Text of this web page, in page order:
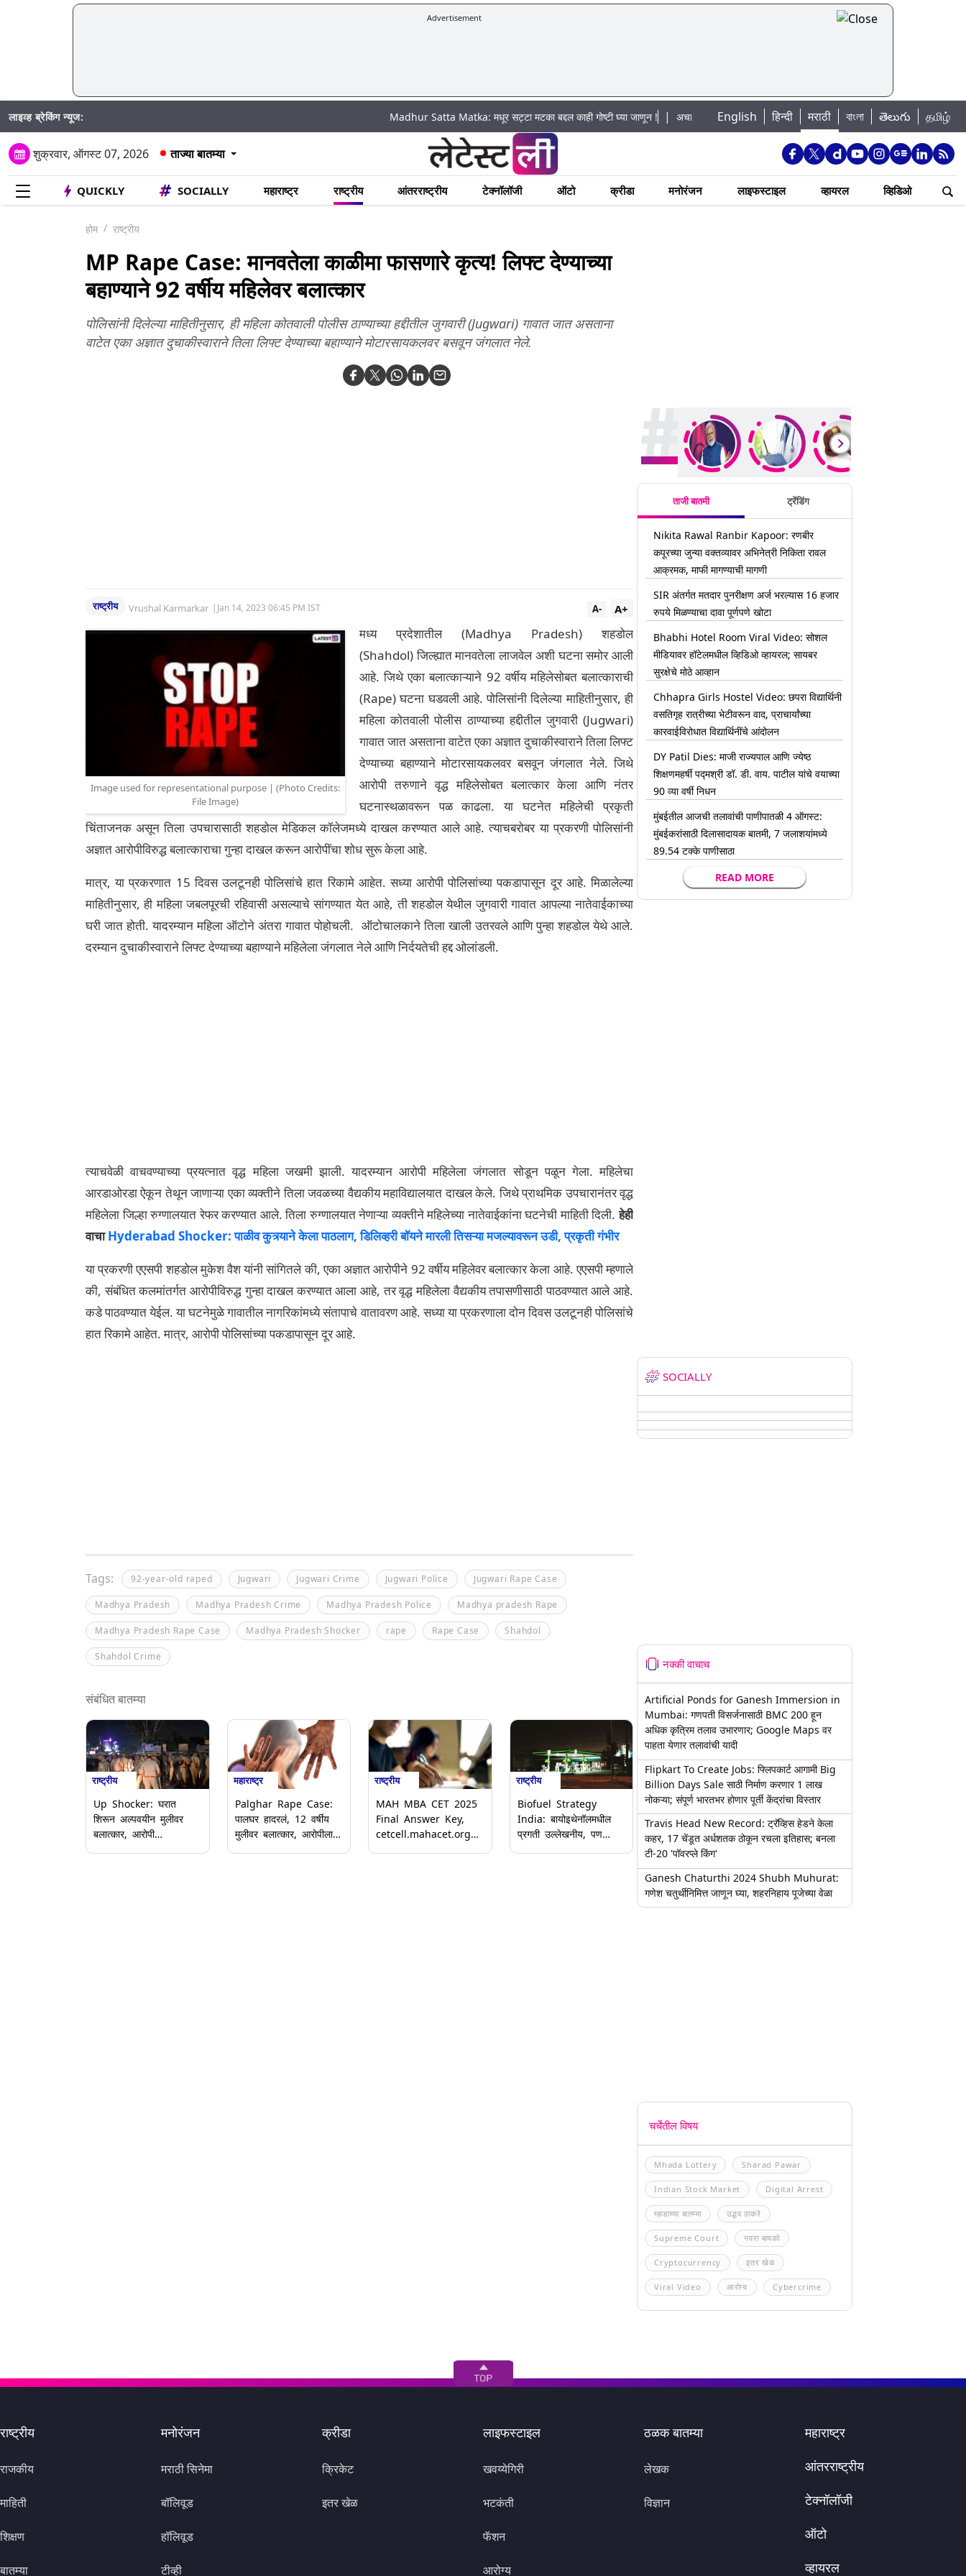
Advertisement
लाइव्ह ब्रेकिंग न्यूज: Madhur Satta Matka: मधूर सट्टा मटका बद्दल काही गोष्टी घ्या जाणून !|अचानक पूराचा धोका: खडकवासला धरणातून मुठानदी पात्रात विसर्ग सुरु; नागरिकांना
English हिन्दी मराठी বাংলা తెలుగు தமிழ்
शुक्रवार, ऑगस्ट 07, 2026 ताज्या बातम्या
QUICKLY SOCIALLY महाराष्ट्र राष्ट्रीय आंतरराष्ट्रीय टेक्नॉलॉजी ऑटो क्रीडा मनोरंजन लाइफस्टाइल व्हायरल व्हिडिओ
होम राष्ट्रीय
MP Rape Case: मानवतेला काळीमा फासणारे कृत्य! लिफ्ट देण्याच्या
बहाण्याने 92 वर्षीय महिलेवर बलात्कार
पोलिसांनी दिलेल्या माहितीनुसार, ही महिला कोतवाली पोलीस ठाण्याच्या हद्दीतील जुगवारी (Jugwari) गावात जात असताना
वाटेत एका अज्ञात दुचाकीस्वाराने तिला लिफ्ट देण्याच्या बहाण्याने मोटारसायकलवर बसवून जंगलात नेले.
राष्ट्रीय Vrushal Karmarkar | Jan 14, 2023 06:45 PM IST A+
A-
Image used for representational purpose | (Photo Credits:
File Image)
मध्य प्रदेशातील (Madhya Pradesh) शहडोल
(Shahdol) जिल्ह्यात मानवतेला लाजवेल अशी घटना समोर आली
आहे. जिथे एका बलात्काऱ्याने 92 वर्षीय महिलेसोबत बलात्काराची
(Rape) घटना घडवली आहे. पोलिसांनी दिलेल्या माहितीनुसार, ही
महिला कोतवाली पोलीस ठाण्याच्या हद्दीतील जुगवारी (Jugwari)
गावात जात असताना वाटेत एका अज्ञात दुचाकीस्वाराने तिला लिफ्ट
देण्याच्या बहाण्याने मोटारसायकलवर बसवून जंगलात नेले. जिथे
आरोपी तरुणाने वृद्ध महिलेसोबत बलात्कार केला आणि नंतर
घटनास्थळावरून पळ काढला. या घटनेत महिलेची प्रकृती
चिंताजनक असून तिला उपचारासाठी शहडोल मेडिकल कॉलेजमध्ये दाखल करण्यात आले आहे. त्याचबरोबर या प्रकरणी पोलिसांनी
अज्ञात आरोपीविरुद्ध बलात्काराचा गुन्हा दाखल करून आरोपींचा शोध सुरू केला आहे.
मात्र, या प्रकरणात 15 दिवस उलटूनही पोलिसांचे हात रिकामे आहेत. सध्या आरोपी पोलिसांच्या पकडापासून दूर आहे. मिळालेल्या
माहितीनुसार, ही महिला जबलपूरची रहिवासी असल्याचे सांगण्यात येत आहे, ती शहडोल येथील जुगवारी गावात आपल्या नातेवाईकाच्या
घरी जात होती. यादरम्यान महिला ऑटोने अंतरा गावात पोहोचली. ऑटोचालकाने तिला खाली उतरवले आणि पुन्हा शहडोल येथे आले.
दरम्यान दुचाकीस्वाराने लिफ्ट देण्याच्या बहाण्याने महिलेला जंगलात नेले आणि निर्दयतेची हद्द ओलांडली.
त्याचवेळी वाचवण्याच्या प्रयत्नात वृद्ध महिला जखमी झाली. यादरम्यान आरोपी महिलेला जंगलात सोडून पळून गेला. महिलेचा
आरडाओरडा ऐकून तेथून जाणाऱ्या एका व्यक्तीने तिला जवळच्या वैद्यकीय महाविद्यालयात दाखल केले. जिथे प्राथमिक उपचारानंतर वृद्ध
महिलेला जिल्हा रुग्णालयात रेफर करण्यात आले. तिला रुग्णालयात नेणाऱ्या व्यक्तीने महिलेच्या नातेवाईकांना घटनेची माहिती दिली. हेही
वाचाHyderabad Shocker: पाळीव कुत्र्याने केला पाठलाग, डिलिव्हरी बॉयने मारली तिसऱ्या मजल्यावरून उडी, प्रकृती गंभीर
या प्रकरणी एएसपी शहडोल मुकेश वैश यांनी सांगितले की, एका अज्ञात आरोपीने 92 वर्षीय महिलेवर बलात्कार केला आहे. एएसपी म्हणाले
की, संबंधित कलमांतर्गत आरोपीविरुद्ध गुन्हा दाखल करण्यात आला आहे, तर वृद्ध महिलेला वैद्यकीय तपासणीसाठी पाठवण्यात आले आहे.
कडे पाठवण्यात येईल. या घटनेमुळे गावातील नागरिकांमध्ये संतापाचे वातावरण आहे. सध्या या प्रकरणाला दोन दिवस उलटूनही पोलिसांचे
हात रिकामे आहेत. मात्र, आरोपी पोलिसांच्या पकडापासून दूर आहे.
Tags: 92-year-old raped Jugwari Jugwari Crime Jugwari Police Jugwari Rape Case
Madhya Pradesh Madhya Pradesh Crime Madhya Pradesh Police Madhya pradesh Rape
Madhya Pradesh Rape Case Madhya Pradesh Shocker rape Rape Case Shahdol
Shahdol Crime
संबंधित बातम्या
राष्ट्रीय
Up Shocker: घरात
शिरून अल्पवयीन मुलीवर
बलात्कार, आरोपी
महाराष्ट्र
Palghar Rape Case:
पालघर हादरलं, 12 वर्षीय
मुलीवर बलात्कार, आरोपीला
राष्ट्रीय
MAH MBA CET 2025
Final Answer Key,
cetcell.mahacet.org
राष्ट्रीय
Biofuel Strategy
India: बायोइथेनॉलमधील
प्रगती उल्लेखनीय, पण
ताजी बातमी ट्रेंडिंग
Nikita Rawal Ranbir Kapoor: रणबीर
कपूरच्या जुन्या वक्तव्यावर अभिनेत्री निकिता रावल
आक्रमक, माफी मागण्याची मागणी
SIR अंतर्गत मतदार पुनरीक्षण अर्ज भरल्यास 16 हजार
रुपये मिळण्याचा दावा पूर्णपणे खोटा
Bhabhi Hotel Room Viral Video: सोशल
मीडियावर हॉटेलमधील व्हिडिओ व्हायरल; सायबर
सुरक्षेचे मोठे आव्हान
Chhapra Girls Hostel Video: छपरा विद्यार्थिनी
वसतिगृह रात्रीच्या भेटीवरून वाद, प्राचार्यांच्या
कारवाईविरोधात विद्यार्थिनींचे आंदोलन
DY Patil Dies: माजी राज्यपाल आणि ज्येष्ठ
शिक्षणमहर्षी पद्मश्री डॉ. डी. वाय. पाटील यांचे वयाच्या
90 व्या वर्षी निधन
मुंबईतील आजची तलावांची पाणीपातळी 4 ऑगस्ट:
मुंबईकरांसाठी दिलासादायक बातमी, 7 जलाशयांमध्ये
89.54 टक्के पाणीसाठा
READ MORE
SOCIALLY
नक्की वाचाच
Artificial Ponds for Ganesh Immersion in
Mumbai: गणपती विसर्जनासाठी BMC 200 हून
अधिक कृत्रिम तलाव उभारणार; Google Maps वर
पाहता येणार तलावांची यादी
Flipkart To Create Jobs: फ्लिपकार्ट आगामी Big
Billion Days Sale साठी निर्माण करणार 1 लाख
नोकऱ्या; संपूर्ण भारतभर होणार पूर्ती केंद्रांचा विस्तार
Travis Head New Record: ट्रॅव्हिस हेडने केला
कहर, 17 चेंडूत अर्धशतक ठोकून रचला इतिहास; बनला
टी-20 'पॉवरप्ले किंग'
Ganesh Chaturthi 2024 Shubh Muhurat:
गणेश चतुर्थीनिमित्त जाणून घ्या, शहरनिहाय पूजेच्या वेळा
चर्चेतील विषय
Mhada Lottery Sharad Pawar
Indian Stock Market Digital Arrest
म्हाडाच्या बातम्या उद्धव ठाकरे
Supreme Court नवरा बायको
Cryptocurrency इतर खेळ
Viral Video आरोग्य Cybercrime
राष्ट्रीय
राजकीय
माहिती
शिक्षण
बातम्या
मनोरंजन
मराठी सिनेमा
बॉलिवूड
हॉलिवूड
टीव्ही
क्रीडा
क्रिकेट
इतर खेळ
लाइफस्टाइल
खवय्येगिरी
भटकंती
फॅशन
आरोग्य
ठळक बातम्या
लेखक
विज्ञान
महाराष्ट्र
आंतरराष्ट्रीय
टेक्नॉलॉजी
ऑटो
व्हायरल